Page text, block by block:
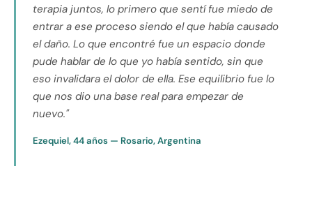
terapia juntos, lo primero que sentí fue miedo de
entrar a ese proceso siendo el que había causado
el daño. Lo que encontré fue un espacio donde
pude hablar de lo que yo había sentido, sin que
eso invalidara el dolor de ella. Ese equilibrio fue lo
que nos dio una base real para empezar de
nuevo."
Ezequiel, 44 años — Rosario, Argentina